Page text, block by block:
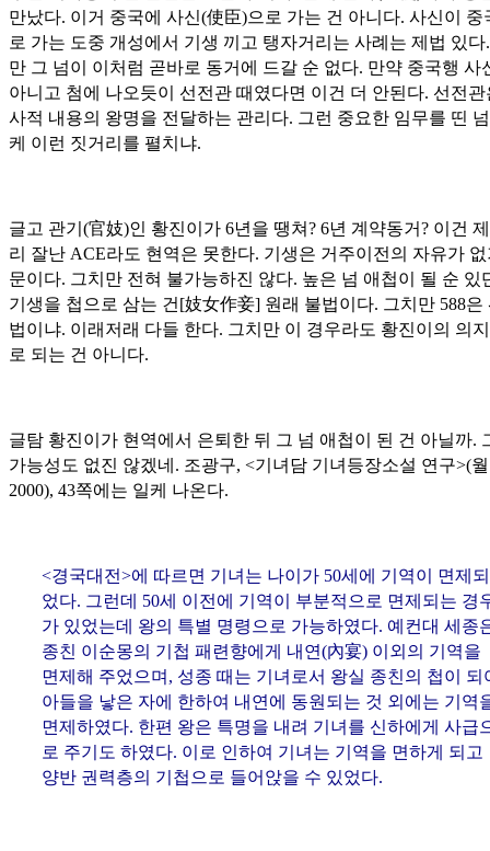
만났다. 이거 중국에 사신(使臣)으로 가는 건 아니다. 사신이 중
로 가는 도중 개성에서 기생 끼고 탱자거리는 사례는 제법 있다
만 그 넘이 이처럼 곧바로 동거에 드갈 순 없다. 만약 중국행 사
아니고 첨에 나오듯이 선전관 때였다면 이건 더 안된다. 선전관
사적 내용의 왕명을 전달하는 관리다. 그런 중요한 임무를 띤
케 이런 짓거리를 펼치냐.
글고 관기(官妓)인 황진이가 6년을 땡쳐? 6년 계약동거? 이건
리 잘난 ACE라도 현역은 못한다. 기생은 거주이전의 자유가
문이다. 그치만 전혀 불가능하진 않다. 높은 넘 애첩이 될 순 있
기생을 첩으로 삼는 건[妓女作妾] 원래 불법이다. 그치만 588은
법이냐. 이래저래 다들 한다. 그치만 이 경우라도 황진이의 의
로 되는 건 아니다.
글탐 황진이가 현역에서 은퇴한 뒤 그 넘 애첩이 된 건 아닐까.
가능성도 없진 않겠네. 조광구, <기녀담 기녀등장소설 연구>(
2000), 43쪽에는 일케 나온다.
<경국대전>에 따르면 기녀는 나이가 50세에 기역이 면제되
었다. 그런데 50세 이전에 기역이 부분적으로 면제되는 경
가 있었는데 왕의 특별 명령으로 가능하였다. 예컨대 세종
종친 이순몽의 기첩 패련향에게 내연(內宴) 이외의 기역을
면제해 주었으며, 성종 때는 기녀로서 왕실 종친의 첩이 되
아들을 낳은 자에 한하여 내연에 동원되는 것 외에는 기역
면제하였다. 한편 왕은 특명을 내려 기녀를 신하에게 사급
로 주기도 하였다. 이로 인하여 기녀는 기역을 면하게 되고
양반 권력층의 기첩으로 들어앉을 수 있었다.